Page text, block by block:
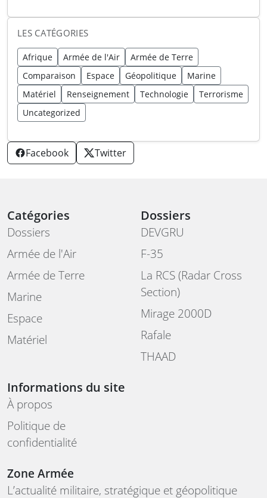
LES CATÉGORIES
Afrique Armée de l'Air
Armée de Terre
Comparaison
Espace Géopolitique
Marine
Matériel
Renseignement Technologie
Terrorisme
Uncategorized
Facebook Twitter
Catégories
Dossiers
Armée de l'Air
Armée de Terre
Marine
Espace
Matériel
Dossiers
DEVGRU
F-35
La RCS (Radar Cross
Section)
Mirage 2000D
Rafale
THAAD
Informations du site
À propos
Politique de
confidentialité
Zone Armée
L’actualité militaire, stratégique et géopolitique